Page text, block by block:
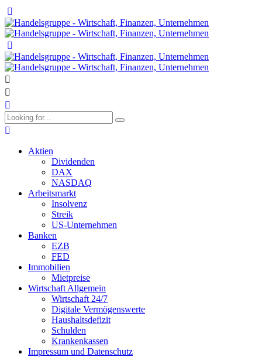
Aktien
Dividenden
DAX
NASDAQ
Arbeitsmarkt
Insolvenz
Streik
US-Unternehmen
Banken
EZB
FED
Immobilien
Mietpreise
Wirtschaft Allgemein
Wirtschaft 24/7
Digitale Vermögenswerte
Haushaltsdefizit
Schulden
Krankenkassen
Impressum und Datenschutz